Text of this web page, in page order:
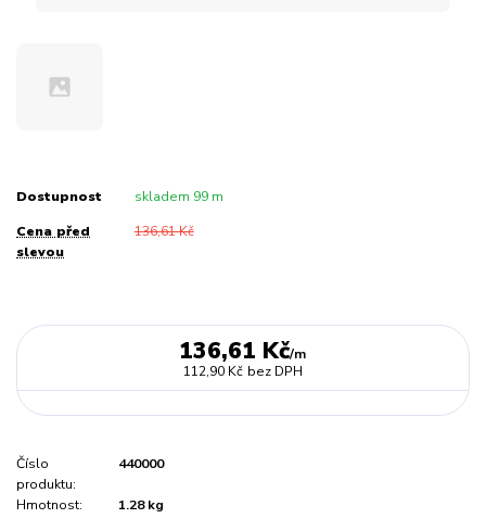
Dostupnost skladem 99 m
Cena před
slevou
136,61 Kč
136,61 Kč/m
112,90 Kč bez DPH
Číslo
produktu:
440000
Hmotnost: 1.28 kg